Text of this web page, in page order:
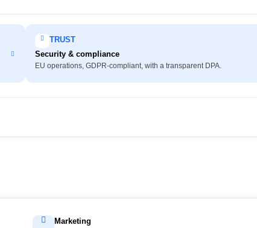
TRUST
Security & compliance
EU operations, GDPR-compliant, with a transparent DPA.
Marketing